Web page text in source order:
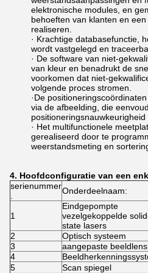
elektronische modules, en
behoeften van klanten en
realiseren.
· Krachtige databasefunctie,
wordt vastgelegd en
· De software van niet-
van kleur en benadrukt de
voorkomen dat niet-
volgende proces stromen.
·De
via de afbeelding, die
· Het multifunctionele
gerealiseerd door te
weerstandsmeting en
4. Hoofdconfiguratie van een
serienummerOnderdeelnaam:
1
Eindgepompte
vezelgekoppelde
state lasers
2 Optisch systeem
3
aangepaste beeldlens
4
5
Scan spiegel